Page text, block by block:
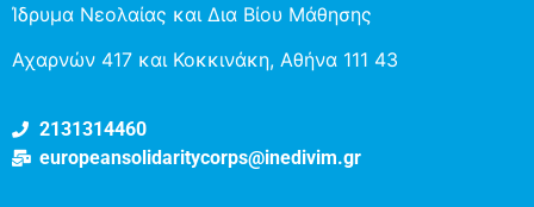
Ίδρυμα Νεολαίας και Δια Βίου Μάθησης
Αχαρνών 417 και Κοκκινάκη, Αθήνα 111 43
2131314460
europeansolidaritycorps@inedivim.gr